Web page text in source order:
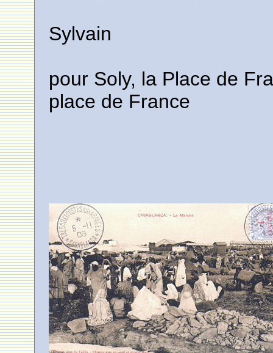
Sylvain
pour Soly, la Place de
place de France